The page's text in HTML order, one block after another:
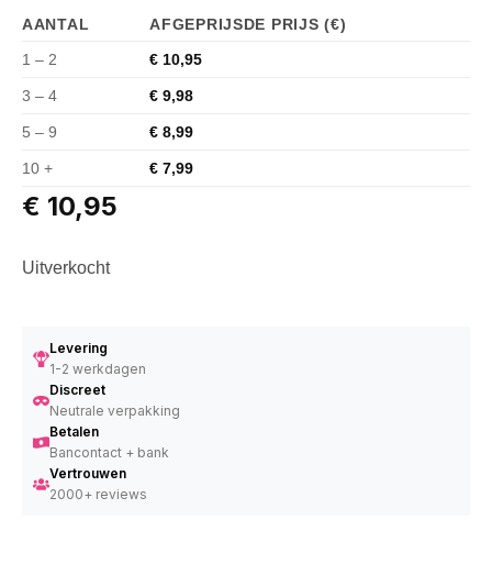
AANTAL
AFGEPRIJSDE PRIJS (€)
1 – 2
€ 10,95
3 – 4 € 9,98
5 – 9 € 8,99
10 + € 7,99
€ 10,95
Uitverkocht
Levering
1-2 werkdagen
Discreet
Neutrale verpakking
Betalen
Bancontact + bank
Vertrouwen
2000+ reviews